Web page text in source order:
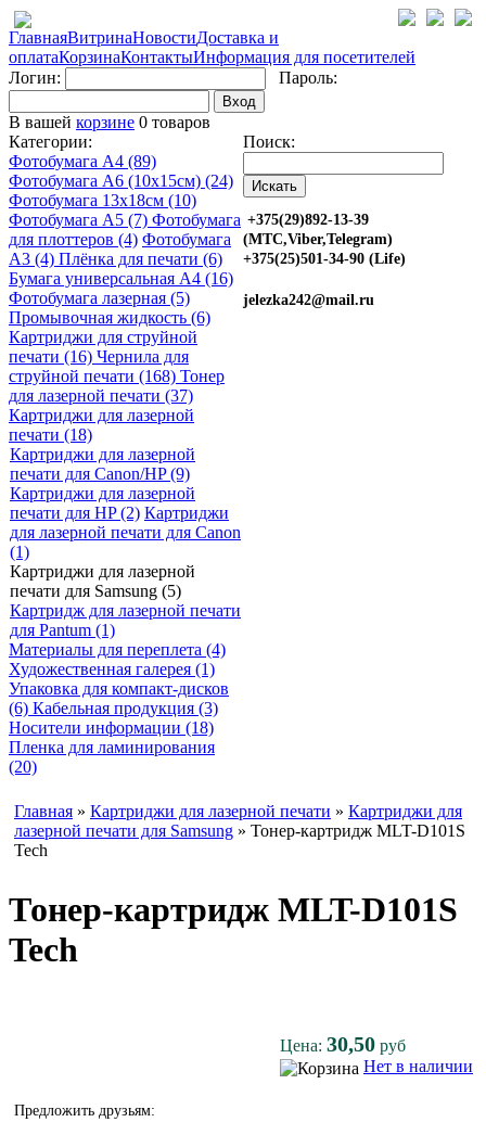
ГлавнаяВитринаНовостиДоставка и
оплатаКорзинаКонтактыИнформация для посетителей
Логин:
Пароль:
Вход
В вашей корзине 0 товаров
Категории:
Фотобумага A4 (89)
Фотобумага A6 (10х15см) (24)
Фотобумага 13х18см (10)
Фотобумага A5 (7) Фотобумага
для плоттеров (4) Фотобумага
A3 (4) Плёнка для печати (6)
Бумага универсальная A4 (16)
Фотобумага лазерная (5)
Промывочная жидкость (6)
Картриджи для струйной
печати (16) Чернила для
струйной печати (168) Тонер
для лазерной печати (37)
Картриджи для лазерной
печати (18)
Картриджи для лазерной
печати для Canon/HP (9)
Картриджи для лазерной
печати для HP (2) Картриджи
для лазерной печати для Canon
(1)
Картриджи для лазерной
печати для Samsung (5)
Картридж для лазерной печати
для Pantum (1)
Материалы для переплета (4)
Художественная галерея (1)
Упаковка для компакт-дисков
(6) Кабельная продукция (3)
Носители информации (18)
Пленка для ламинирования
(20)
Поиск:
+375(29)892-13-39
(МТС,Viber,Telegram)
+375(25)501-34-90 (Life)
jelezka242@mail.ru
Главная » Картриджи для лазерной печати » Картриджи для
лазерной печати для Samsung » Тонер-картридж MLT-D101S
Tech
Тонер-картридж MLT-D101S
Tech
Цена: 30,50 руб
Нет в наличии
Предложить друзьям: